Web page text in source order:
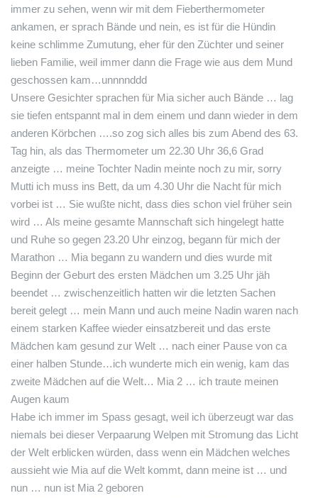
immer zu sehen, wenn wir mit dem Fieberthermometer
ankamen, er sprach Bände und nein, es ist für die Hündin
keine schlimme Zumutung, eher für den Züchter und seiner
lieben Familie, weil immer dann die Frage wie aus dem Mund
geschossen kam…unnnnddd
Unsere Gesichter sprachen für Mia sicher auch Bände … lag
sie tiefen entspannt mal in dem einem und dann wieder in dem
anderen Körbchen ….so zog sich alles bis zum Abend des 63.
Tag hin, als das Thermometer um 22.30 Uhr 36,6 Grad
anzeigte … meine Tochter Nadin meinte noch zu mir, sorry
Mutti ich muss ins Bett, da um 4.30 Uhr die Nacht für mich
vorbei ist … Sie wußte nicht, dass dies schon viel früher sein
wird … Als meine gesamte Mannschaft sich hingelegt hatte
und Ruhe so gegen 23.20 Uhr einzog, begann für mich der
Marathon … Mia begann zu wandern und dies wurde mit
Beginn der Geburt des ersten Mädchen um 3.25 Uhr jäh
beendet … zwischenzeitlich hatten wir die letzten Sachen
bereit gelegt … mein Mann und auch meine Nadin waren nach
einem starken Kaffee wieder einsatzbereit und das erste
Mädchen kam gesund zur Welt … nach einer Pause von ca
einer halben Stunde…ich wunderte mich ein wenig, kam das
zweite Mädchen auf die Welt… Mia 2 … ich traute meinen
Augen kaum
Habe ich immer im Spass gesagt, weil ich überzeugt war das
niemals bei dieser Verpaarung Welpen mit Stromung das Licht
der Welt erblicken würden, dass wenn ein Mädchen welches
aussieht wie Mia auf die Welt kommt, dann meine ist … und
nun … nun ist Mia 2 geboren